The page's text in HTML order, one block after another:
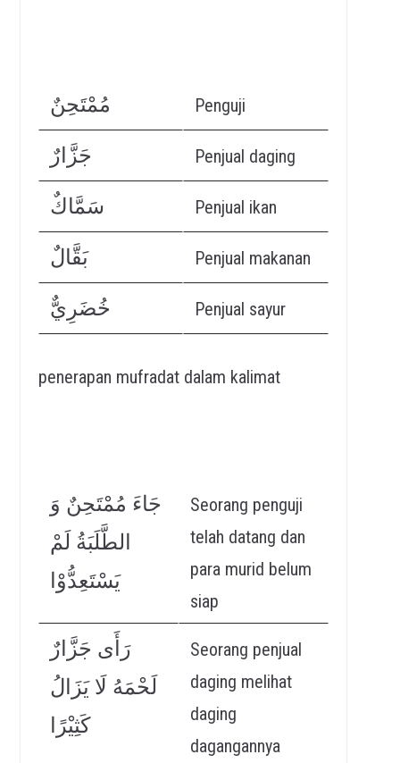
مُمْتَحِنٌ Penguji
جَزَّارٌ Penjual daging
سَمَّاكٌ Penjual ikan
بَقَّالٌ Penjual makanan
خُضَرِيٌّ Penjual sayur
penerapan mufradat dalam kalimat
جَاءَ مُمْتَحِنٌ وَ
الطَّلَبَةُ لَمْ
يَسْتَعِدُّوْا
Seorang penguji
telah datang dan
para murid belum
siap
رَأَى جَزَّارٌ
لَحْمَهُ لَا يَزَالُ
كَثِيْرًا
Seorang penjual
daging melihat
daging
dagangannya